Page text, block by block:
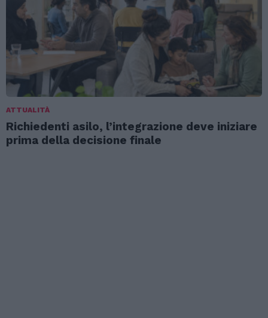
ATTUALITÀ
Richiedenti asilo, l’integrazione deve iniziare
prima della decisione finale